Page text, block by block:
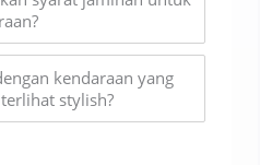
kendaraan yang
stylish?